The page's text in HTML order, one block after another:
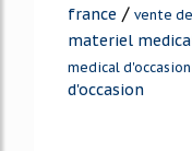
france / vente
materiel
medical d'occasion
d'occasion